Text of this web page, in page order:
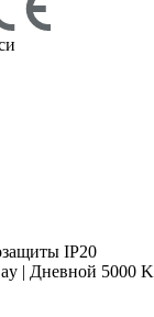
IP20
| Дневной 5000 K